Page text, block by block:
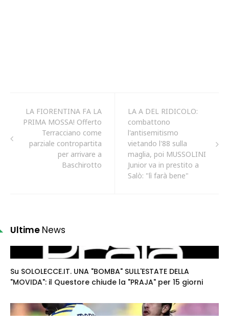
LA FIORENTINA FA LA
PRIMA MOSSA! Offerto
Terracciano come
parziale contropartita
per arrivare a
Baschirotto
LA A DEL RIDICOLO:
combattono
l'antisemitismo
vietando l'88 sulla
maglia, poi MUSSOLINI
Junior va in prestito a
Salò: "lì farà bene"
Ultime News
Su SOLOLECCE.IT. UNA "BOMBA" SULL'ESTATE DELLA
"MOVIDA": il Questore chiude la "PRAJA" per 15 giorni